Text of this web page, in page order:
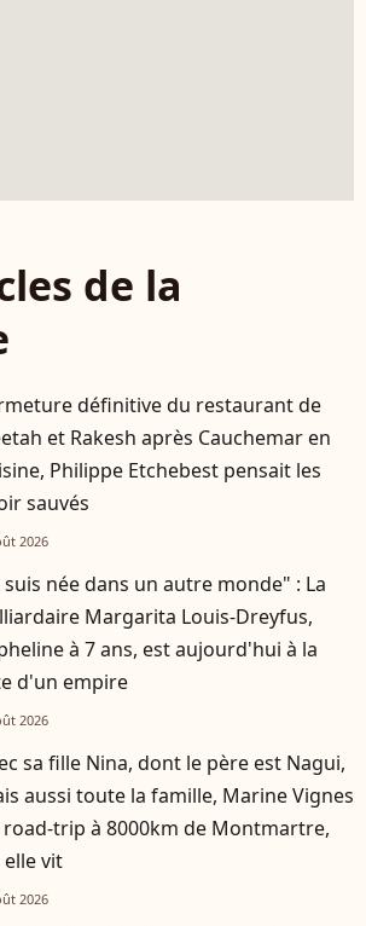
de la
définitive du restaurant de
et Rakesh après Cauchemar en
Philippe Etchebest pensait les
sauvés
2026
suis née dans un autre monde" : La
Margarita Louis-Dreyfus,
à 7 ans, est aujourd'hui à la
d'un empire
2026
sa fille Nina, dont le père est Nagui,
aussi toute la famille, Marine Vignes
road-trip à 8000km de Montmartre,
vit
2026